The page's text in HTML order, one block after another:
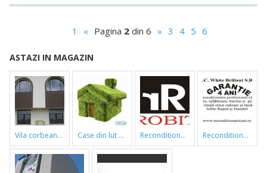
1 « Pagina 2 din 6 » 3 4 5 6
ASTAZI IN MAGAZIN
vila corbeanca case din lut si paie reconditionari cazi de baie reconditionari cazi de baie